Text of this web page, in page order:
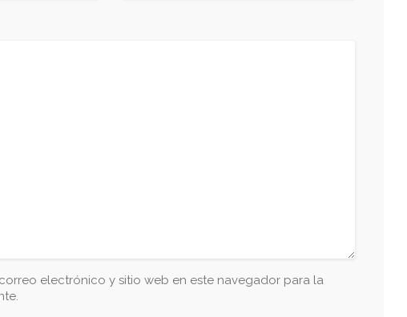
electrónico y sitio web en este navegador para la